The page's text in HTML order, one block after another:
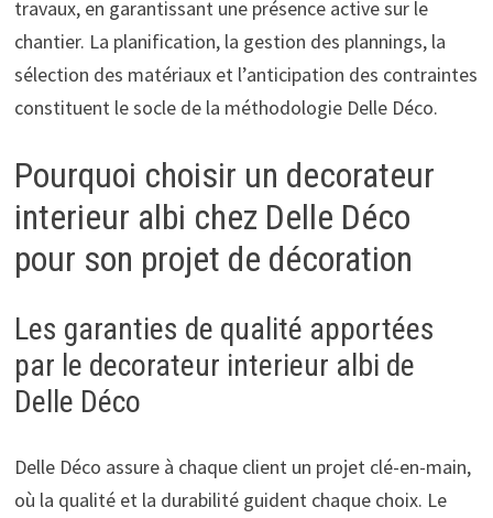
travaux, en garantissant une présence active sur le
chantier. La planification, la gestion des plannings, la
sélection des matériaux et l’anticipation des contraintes
constituent le socle de la méthodologie Delle Déco.
Pourquoi choisir un decorateur
interieur albi chez Delle Déco
pour son projet de décoration
Les garanties de qualité apportées
par le decorateur interieur albi de
Delle Déco
Delle Déco assure à chaque client un projet clé-en-main,
où la qualité et la durabilité guident chaque choix. Le